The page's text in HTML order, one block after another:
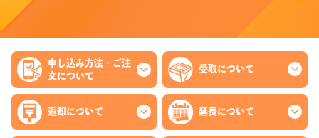
申し込み方法 ・ ご注
文について
受取について
返却について 延長について